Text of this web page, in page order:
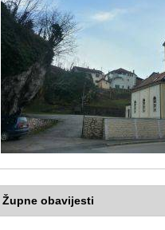
Župne obavijesti